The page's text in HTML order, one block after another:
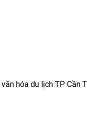
hóa du lịch TP Cần